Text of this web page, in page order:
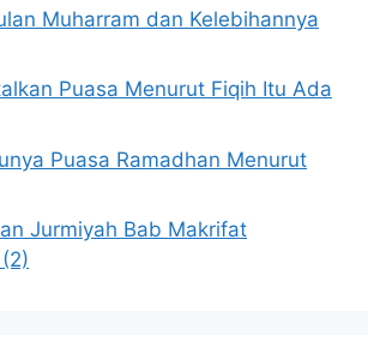
Muharram dan Kelebihannya
Puasa Menurut Fiqih Itu Ada
Puasa Ramadhan Menurut
Jurmiyah Bab Makrifat